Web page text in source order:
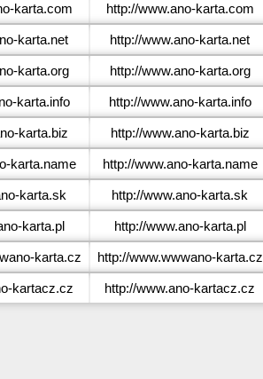
karta.com http://www.ano-karta.com
karta.net http://www.ano-karta.net
karta.org http://www.ano-karta.org
karta.info http://www.ano-karta.info
karta.biz http://www.ano-karta.biz
karta.name http://www.ano-karta.name
karta.sk http://www.ano-karta.sk
karta.pl http://www.ano-karta.pl
karta.cz http://www.wwwano-karta.cz
kartacz.cz http://www.ano-kartacz.cz